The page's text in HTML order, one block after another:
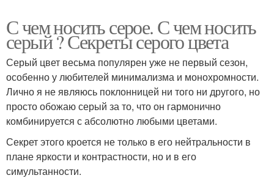
С чем носить серое. С чем носить
серый ? Секреты серого цвета
Серый цвет весьма популярен уже не первый сезон,
особенно у любителей минимализма и монохромности.
Лично я не являюсь поклонницей ни того ни другого, но
просто обожаю серый за то, что он гармонично
комбинируется с абсолютно любыми цветами.
Секрет этого кроется не только в его нейтральности в
плане яркости и контрастности, но и в его
симультанности.